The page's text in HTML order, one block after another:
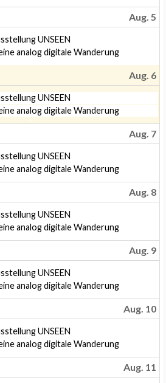
Aug. 5
UNSEEN
analog digitale Wanderung
Aug. 6
UNSEEN
analog digitale Wanderung
Aug. 7
UNSEEN
analog digitale Wanderung
Aug. 8
UNSEEN
analog digitale Wanderung
Aug. 9
UNSEEN
analog digitale Wanderung
Aug. 10
UNSEEN
analog digitale Wanderung
Aug. 11